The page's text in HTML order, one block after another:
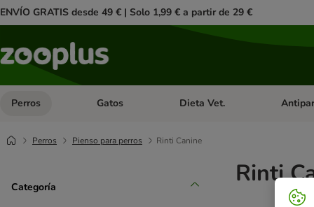
ENVÍO GRATIS desde 49 € | Solo 1,99 € a partir de 29 €
Perros Menú de categoria abierto: Perros
Gatos Menú de categoria abierto: Gatos
Dieta Vet. Menú
Perros Pienso para perros Rinti Canine
Categoría Rinti